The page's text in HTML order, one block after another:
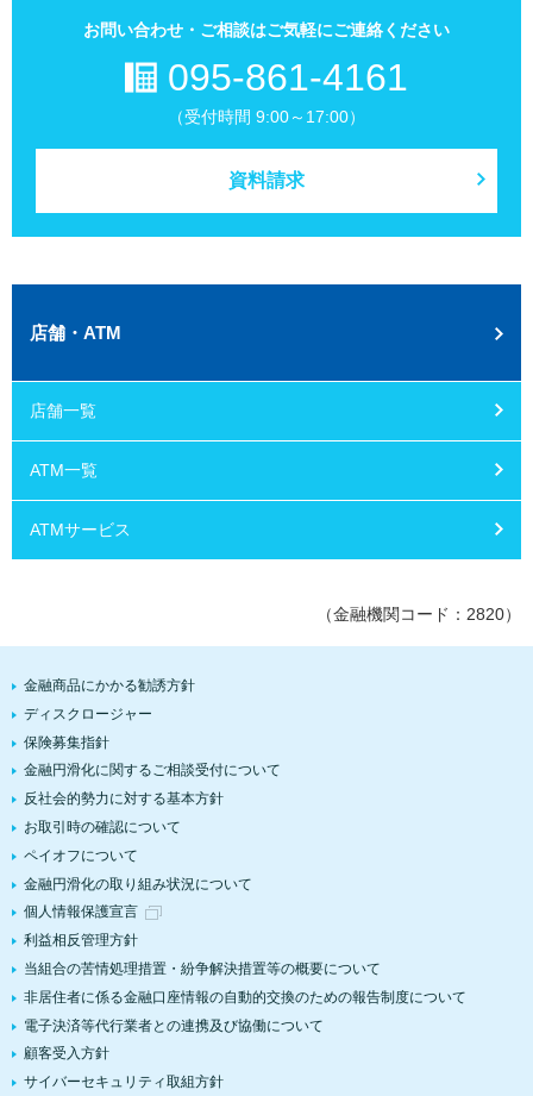
お問い合わせ・ご相談はご気軽にご連絡ください
095-861-4161
（受付時間 9:00～17:00）
資料請求
店舗・ATM
店舗一覧
ATM一覧
ATMサービス
（金融機関コード：2820）
金融商品にかかる勧誘方針
ディスクロージャー
保険募集指針
金融円滑化に関するご相談受付について
反社会的勢力に対する基本方針
お取引時の確認について
ペイオフについて
金融円滑化の取り組み状況について
個人情報保護宣言
利益相反管理方針
当組合の苦情処理措置・紛争解決措置等の概要について
非居住者に係る金融口座情報の自動的交換のための報告制度について
電子決済等代行業者との連携及び協働について
顧客受入方針
サイバーセキュリティ取組方針